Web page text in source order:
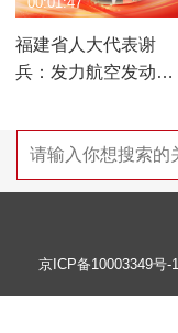
福建省人大代表谢
兵：发力航空发动机
国建设
00:01:47
京ICP备10003349号-1